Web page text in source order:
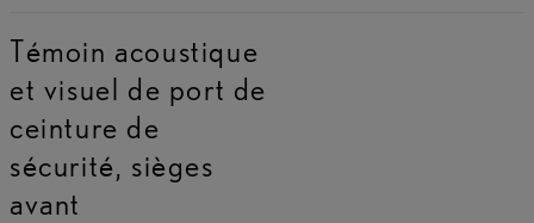
Témoin acoustique
et visuel de port de
ceinture de
sécurité, sièges
avant